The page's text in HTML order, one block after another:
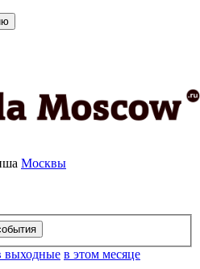
Москвы
выходные в этом месяце